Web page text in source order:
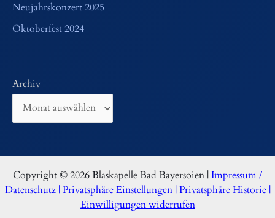
Neujahrskonzert 2025
Oktoberfest 2024
Archiv
Copyright © 2026 Blaskapelle Bad Bayersoien | Impressum /
Datenschutz|Privatsphäre Einstellungen|Privatsphäre Historie|
Einwilligungen widerrufen